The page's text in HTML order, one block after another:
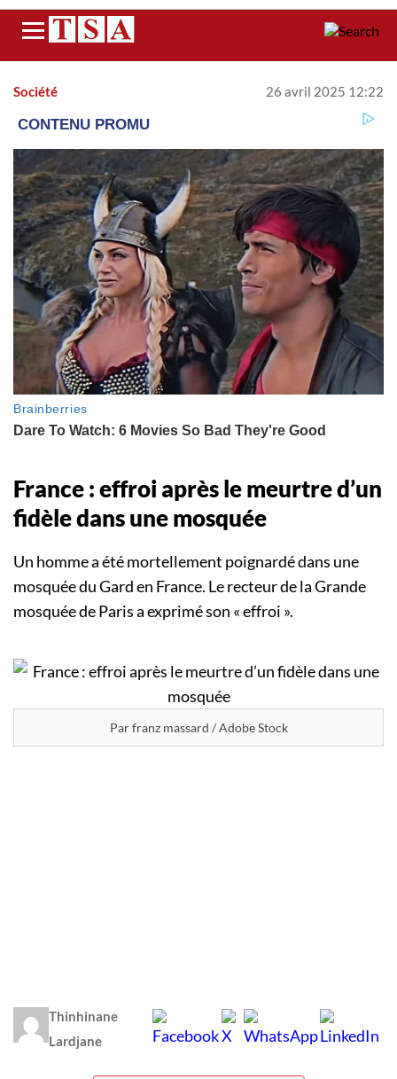
Menu
Société 26 avril 2025 12:22
France : effroi après le meurtre d’un
fidèle dans une mosquée
Un homme a été mortellement poignardé dans une
mosquée du Gard en France. Le recteur de la Grande
mosquée de Paris a exprimé son « effroi ».
Par franz massard / Adobe Stock
Thinhinane
Lardjane